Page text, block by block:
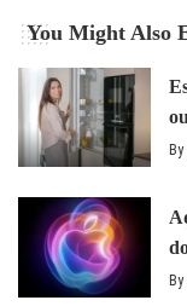
You Might Also
By
By